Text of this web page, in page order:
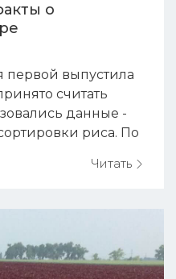
о
первой выпустила
считать
данные -
риса. По
в 50-х гг. В
время в
создан
Читать